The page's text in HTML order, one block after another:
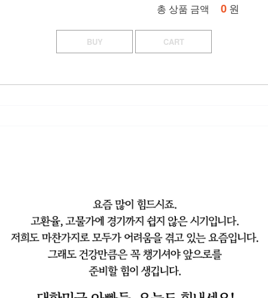
총 상품 금액 0 원
BUY CART